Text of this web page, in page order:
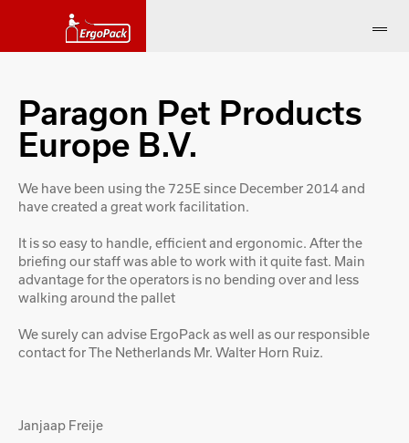
Paragon Pet Products
Europe B.V.
We have been using the 725E since December 2014 and
have created a great work facilitation.
It is so easy to handle, efficient and ergonomic. After the
briefing our staff was able to work with it quite fast. Main
advantage for the operators is no bending over and less
walking around the pallet
We surely can advise ErgoPack as well as our responsible
contact for The Netherlands Mr. Walter Horn Ruiz.
Janjaap Freije